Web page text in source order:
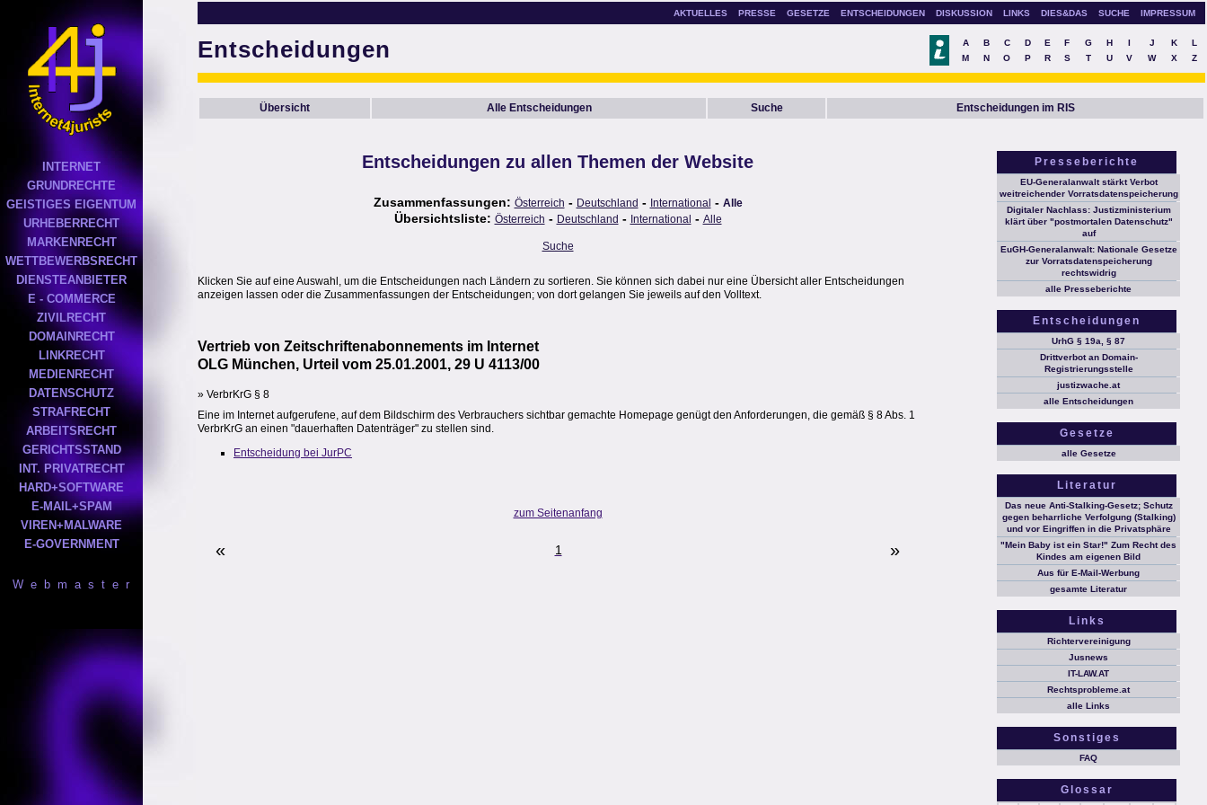
INTERNET
GRUNDRECHTE
GEISTIGES EIGENTUM
URHEBERRECHT
MARKENRECHT
WETTBEWERBSRECHT
DIENSTEANBIETER
E - COMMERCE
ZIVILRECHT
DOMAINRECHT
LINKRECHT
MEDIENRECHT
DATENSCHUTZ
STRAFRECHT
ARBEITSRECHT
GERICHTSSTAND
INT. PRIVATRECHT
HARD+SOFTWARE
E-MAIL+SPAM
VIREN+MALWARE
E-GOVERNMENT
W e b m a s t e r
AKTUELLES PRESSE GESETZE ENTSCHEIDUNGEN DISKUSSION LINKS DIES&DAS SUCHE IMPRESSUM
Entscheidungen A B C D E F G H I J K
L
M
N O P R S T U V W X Z
Übersicht Alle Entscheidungen Suche Entscheidungen im RIS
Entscheidungen zu allen Themen der Website
Zusammenfassungen: Österreich - Deutschland - International - Alle
Übersichtsliste: Österreich - Deutschland - International - Alle
Suche
Klicken Sie auf eine Auswahl, um die Entscheidungen nach Ländern zu sortieren. Sie können sich dabei nur eine Übersicht aller Entscheidungen
anzeigen lassen oder die Zusammenfassungen der Entscheidungen; von dort gelangen Sie jeweils auf den Volltext.
Vertrieb von Zeitschriftenabonnements im Internet
OLG München, Urteil vom 25.01.2001, 29 U 4113/00
» VerbrKrG § 8
Eine im Internet aufgerufene, auf dem Bildschirm des Verbrauchers sichtbar gemachte Homepage genügt den Anforderungen, die gemäß § 8 Abs. 1
VerbrKrG an einen "dauerhaften Datenträger" zu stellen sind.
Entscheidung bei JurPC
zum Seitenanfang
« 1 »
Presseberichte
EU-Generalanwalt stärkt Verbot
weitreichender Vorratsdatenspeicherung
Digitaler Nachlass: Justizministerium
klärt über "postmortalen Datenschutz"
auf
EuGH-Generalanwalt: Nationale Gesetze
zur Vorratsdatenspeicherung
rechtswidrig
alle Presseberichte
Entscheidungen
UrhG § 19a, § 87
Drittverbot an Domain-
Registrierungsstelle
justizwache.at
alle Entscheidungen
Gesetze
alle Gesetze
Literatur
Das neue Anti-Stalking-Gesetz; Schutz
gegen beharrliche Verfolgung (Stalking)
und vor Eingriffen in die Privatsphäre
"Mein Baby ist ein Star!" Zum Recht des
Kindes am eigenen Bild
Aus für E-Mail-Werbung
gesamte Literatur
Links
Richtervereinigung
Jusnews
IT-LAW.AT
Rechtsprobleme.at
alle Links
Sonstiges
FAQ
Glossar